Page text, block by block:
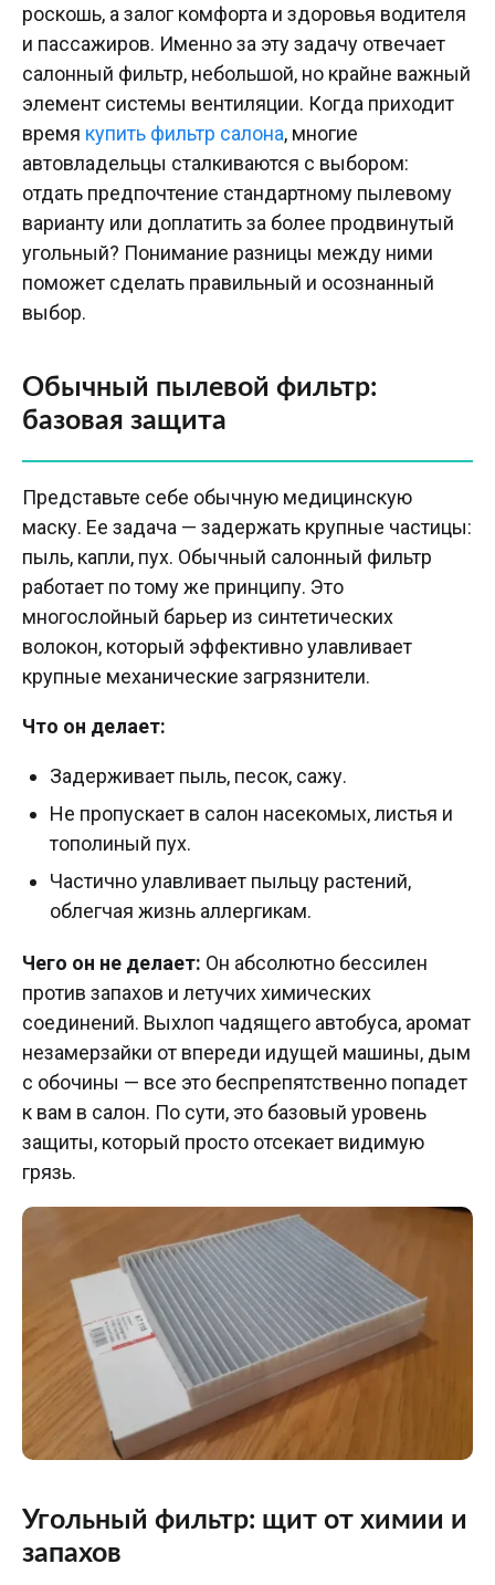
роскошь, а залог комфорта и здоровья водителя
и пассажиров. Именно за эту задачу отвечает
салонный фильтр, небольшой, но крайне важный
элемент системы вентиляции. Когда приходит
время купить фильтр салона, многие
автовладельцы сталкиваются с выбором:
отдать предпочтение стандартному пылевому
варианту или доплатить за более продвинутый
угольный? Понимание разницы между ними
поможет сделать правильный и осознанный
выбор.
Обычный пылевой фильтр:
базовая защита
Представьте себе обычную медицинскую
маску. Ее задача — задержать крупные частицы:
пыль, капли, пух. Обычный салонный фильтр
работает по тому же принципу. Это
многослойный барьер из синтетических
волокон, который эффективно улавливает
крупные механические загрязнители.
Что он делает:
Задерживает пыль, песок, сажу.
Не пропускает в салон насекомых, листья и
тополиный пух.
Частично улавливает пыльцу растений,
облегчая жизнь аллергикам.
Чего он не делает: Он абсолютно бессилен
против запахов и летучих химических
соединений. Выхлоп чадящего автобуса, аромат
незамерзайки от впереди идущей машины, дым
с обочины — все это беспрепятственно попадет
к вам в салон. По сути, это базовый уровень
защиты, который просто отсекает видимую
грязь.
Угольный фильтр: щит от химии и
запахов